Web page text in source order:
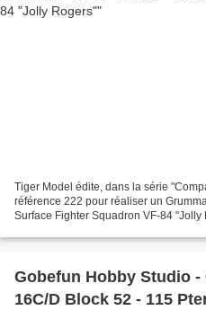
Tiger Model édite, dans la série
référence 222 pour réaliser un
Surface Fighter Squadron VF-84
Gobefun Hobby Studio -
16C/D Block 52 - 115